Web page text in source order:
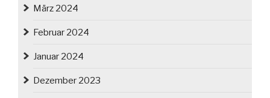
März 2024
Februar 2024
Januar 2024
Dezember 2023